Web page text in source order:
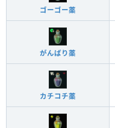
ゴーゴー薬
がんばり薬
カチコチ薬